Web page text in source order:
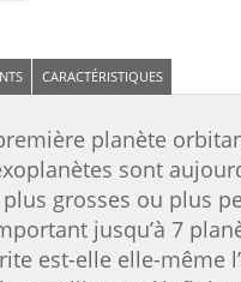
CARACTÉRISTIQUES
planète
sont
grosses ou plus
jusqu’à 7
est-elle elle-même